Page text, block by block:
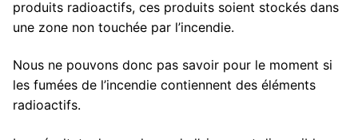
produits radioactifs, ces produits soient stockés dans
une zone non touchée par l’incendie.
Nous ne pouvons donc pas savoir pour le moment si
les fumées de l’incendie contiennent des éléments
radioactifs.